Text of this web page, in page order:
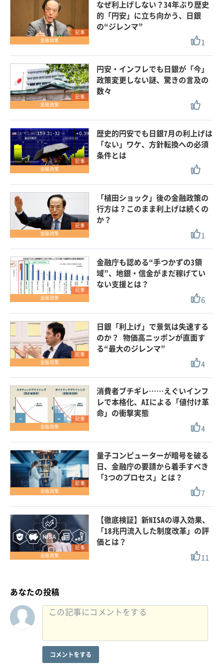
記事
金融政策
なぜ利上げしない？34年ぶり歴史
的「円安」に立ち向かう、日銀
の“ジレンマ”
1
記事
金融政策
円安・インフレでも日銀が「今」
政策変更しない謎、驚きの言及の
数々
記事
金融政策
歴史的円安でも日銀7月の利上げは
「ない」ワケ、方針転換への必須
条件とは
記事
金融政策
「植田ショック」後の金融政策の
行方は？このまま利上げは続くの
か？
1
記事
金融政策
金融庁も認める“手つかずの3領
域”、地銀・信金がまだ稼げてい
ない支援とは？
6
記事
金融政策
日銀「利上げ」で景気は失速する
のか？ 物価高ニッポンが直面す
る“最大のジレンマ”
4
記事
金融政策
消費者ブチギレ……えぐいインフ
レで本格化、AIによる「値付け革
命」の衝撃実態
4
記事
金融政策
量子コンピューターが暗号を破る
日、金融庁の要請から着手すべき
「3つのプロセス」とは？
7
記事
金融政策
【徹底検証】新NISAの導入効果、
「18兆円流入した制度改革」の評
価とは？
11
あなたの投稿
コメントをする